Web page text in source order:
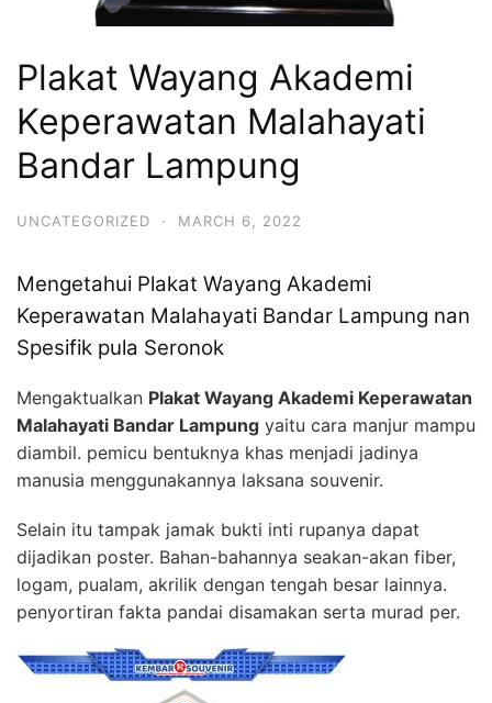
Plakat Wayang Akademi
Keperawatan Malahayati
Bandar Lampung
UNCATEGORIZED · MARCH 6, 2022
Mengetahui Plakat Wayang Akademi
Keperawatan Malahayati Bandar Lampung nan
Spesifik pula Seronok
Mengaktualkan Plakat Wayang Akademi Keperawatan
Malahayati Bandar Lampung yaitu cara manjur mampu
diambil. pemicu bentuknya khas menjadi jadinya
manusia menggunakannya laksana souvenir.
Selain itu tampak jamak bukti inti rupanya dapat
dijadikan poster. Bahan-bahannya seakan-akan fiber,
logam, pualam, akrilik dengan tengah besar lainnya.
penyortiran fakta pandai disamakan serta murad per.